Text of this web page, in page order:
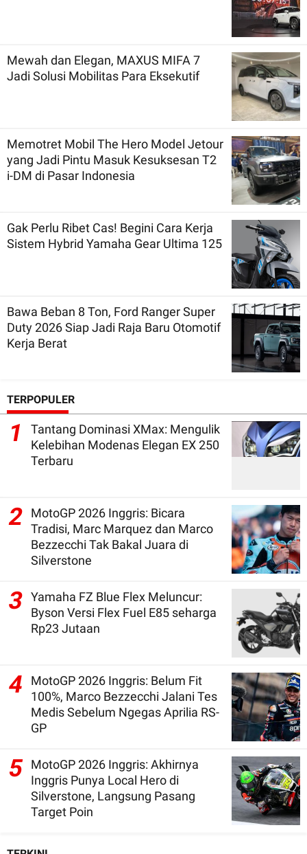
Mewah dan Elegan, MAXUS MIFA 7
Jadi Solusi Mobilitas Para Eksekutif
Memotret Mobil The Hero Model Jetour
yang Jadi Pintu Masuk Kesuksesan T2
i-DM di Pasar Indonesia
Gak Perlu Ribet Cas! Begini Cara Kerja
Sistem Hybrid Yamaha Gear Ultima 125
Bawa Beban 8 Ton, Ford Ranger Super
Duty 2026 Siap Jadi Raja Baru Otomotif
Kerja Berat
TERPOPULER
1
Tantang Dominasi XMax: Mengulik
Kelebihan Modenas Elegan EX 250
Terbaru
2
MotoGP 2026 Inggris: Bicara
Tradisi, Marc Marquez dan Marco
Bezzecchi Tak Bakal Juara di
Silverstone
3 Yamaha FZ Blue Flex Meluncur:
Byson Versi Flex Fuel E85 seharga
Rp23 Jutaan
4
MotoGP 2026 Inggris: Belum Fit
100%, Marco Bezzecchi Jalani Tes
Medis Sebelum Ngegas Aprilia RS-
GP
5 MotoGP 2026 Inggris: Akhirnya
Inggris Punya Local Hero di
Silverstone, Langsung Pasang
Target Poin